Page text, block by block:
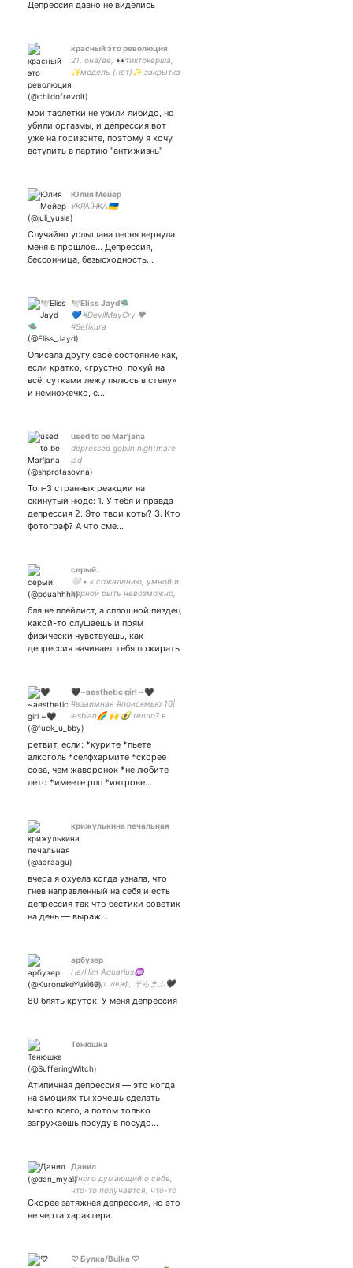
#GoldenChild #P1Harmony
Депрессия давно не виделись
красный это революция
21, она/ее, 👀тиктокерша,
✨модель (нет)✨ закрытка
мои таблетки не убили либидо, но
убили оргазмы, и депрессия вот
уже на горизонте, поэтому я хочу
вступить в партию "антижизнь"
Юлия Мейер
УКРАЇНКА🇺🇦
Случайно услышана песня вернула
меня в прошлое... Депрессия,
бессонница, безысходность...
🕊Eliss Jayd🛸
💙 #DevilMayCry ❤️
#Sefikura
#TheLongestJourney
#GenshinImpact
#NintendoSwitch 23y.o.
Twitch:
Описала другу своё состояние как,
если кратко, «грустно, похуй на
всё, сутками лежу пялюсь в стену»
и немножечко, с…
used to be Mar'jana
depressed goblin nightmare
lad
Топ-3 странных реакции на
скинутый нюдс: 1. У тебя и правда
депрессия 2. Это твои коты? 3. Кто
фотограф? А что сме…
серый.
🤍 • к сожалению, умной и
верной быть невозможно,
бля не плейлист, а сплошной пиздец
какой-то слушаешь и прям
физически чувствуешь, как
депрессия начинает тебя пожирать
🖤~aesthetic girl ~🖤
#взаимная #поискмью 16|
lesbian️🌈 🙌 🥑 тепло? я
старалась🥑 авокадо 🥑 ~
🔥 i saw stars 🔥 love this
life 🔥
ретвит, если: *курите *пьете
алкоголь *селфхармите *скорее
сова, чем жаворонок *не любите
лето *имеете рпп *интрове…
крижулькина печальная
вчера я охуела когда узнала, что
гнев направленный на себя и есть
депрессия так что бестики советик
на день — выраж…
арбузер
He/Him Aquarius♒
intp/entp, лвэф, そらまふ🖤
❤️. 🐍🦦, 🔶💧, ♠♥, 🔥❄、
80 блять круток. У меня депрессия
Тенюшка
Атипичная депрессия — это когда
на эмоциях ты хочешь сделать
много всего, а потом только
загружаешь посуду в посудо…
Данил
Много думающий о себе,
что-то получается, что-то
нет, выхожу на свет. Это
личный аккаунт, в нём я не
Скорее затяжная депрессия, но это
не черта характера.
♡ Булка/Bulka ♡